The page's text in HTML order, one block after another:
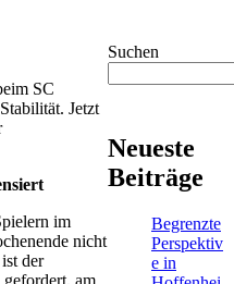
SC
Jetzt
im
nicht
der
am
Suchen
Neueste
Beiträge
Begrenzte
Perspektiv
e in